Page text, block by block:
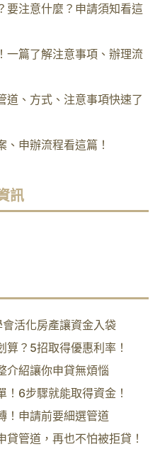
要注意什麼？申請須知看這
一篇了解注意事項、辦理流
道、方式、注意事項快速了
、申辦流程看這篇！
訊
活化房產讓資金入袋
算？5招取得優惠利率！
介紹讓你申貸無煩惱
！6步驟就能取得資金！
！申請前要細選管道
管道，再也不怕被拒貸！